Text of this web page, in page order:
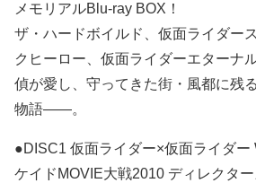
メモリアルBlu-ray BOX！
ザ・ハードボイルド、仮面ライダー
クヒーロー、仮面ライダーエターナ
偵が愛し、守ってきた街・風都に残
物語――。
●DISC1 仮面ライダー×仮面ライダー
ケイドMOVIE大戦2010 ディレクター